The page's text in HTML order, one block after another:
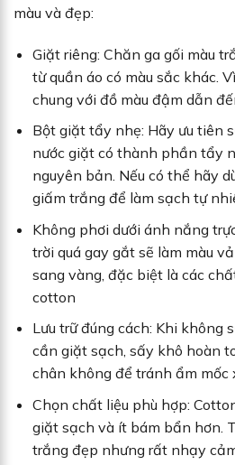
màu và đẹp:
Giặt riêng: Chăn ga gối màu
từ quần áo có màu sắc khác.
chung với đồ màu đậm dẫn
Bột giặt tẩy nhẹ: Hãy ưu tiên
nước giặt có thành phần tẩy
nguyên bản. Nếu có thể hãy
giấm trắng để làm sạch tự
Không phơi dưới ánh nắng
trời quá gay gắt sẽ làm màu
sang vàng, đặc biệt là các
cotton
Lưu trữ đúng cách: Khi không
cần giặt sạch, sấy khô hoàn
chân không để tránh ẩm mốc
Chọn chất liệu phù hợp:
giặt sạch và ít bám bẩn hơn.
trắng đẹp nhưng rất nhạy